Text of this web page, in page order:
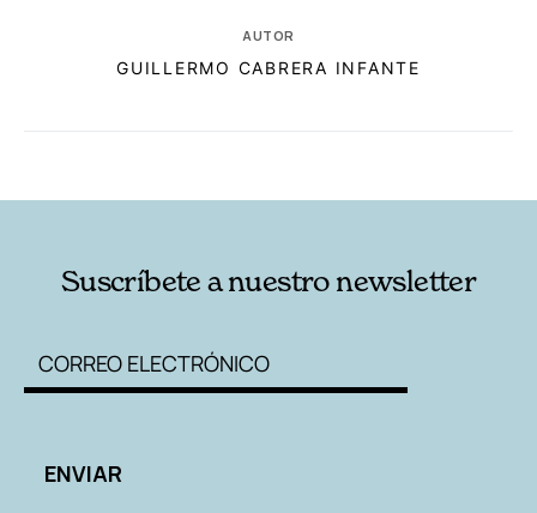
AUTOR
GUILLERMO CABRERA INFANTE
Suscríbete a nuestro newsletter